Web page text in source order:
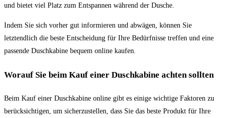
und bietet viel Platz zum Entspannen während der Dusche.
Indem Sie sich vorher gut informieren und abwägen, können Sie
letztendlich die beste Entscheidung für Ihre Bedürfnisse treffen und eine
passende Duschkabine bequem online kaufen.
Worauf Sie beim Kauf einer Duschkabine achten sollten
Beim Kauf einer Duschkabine online gibt es einige wichtige Faktoren zu
berücksichtigen, um sicherzustellen, dass Sie das beste Produkt für Ihre